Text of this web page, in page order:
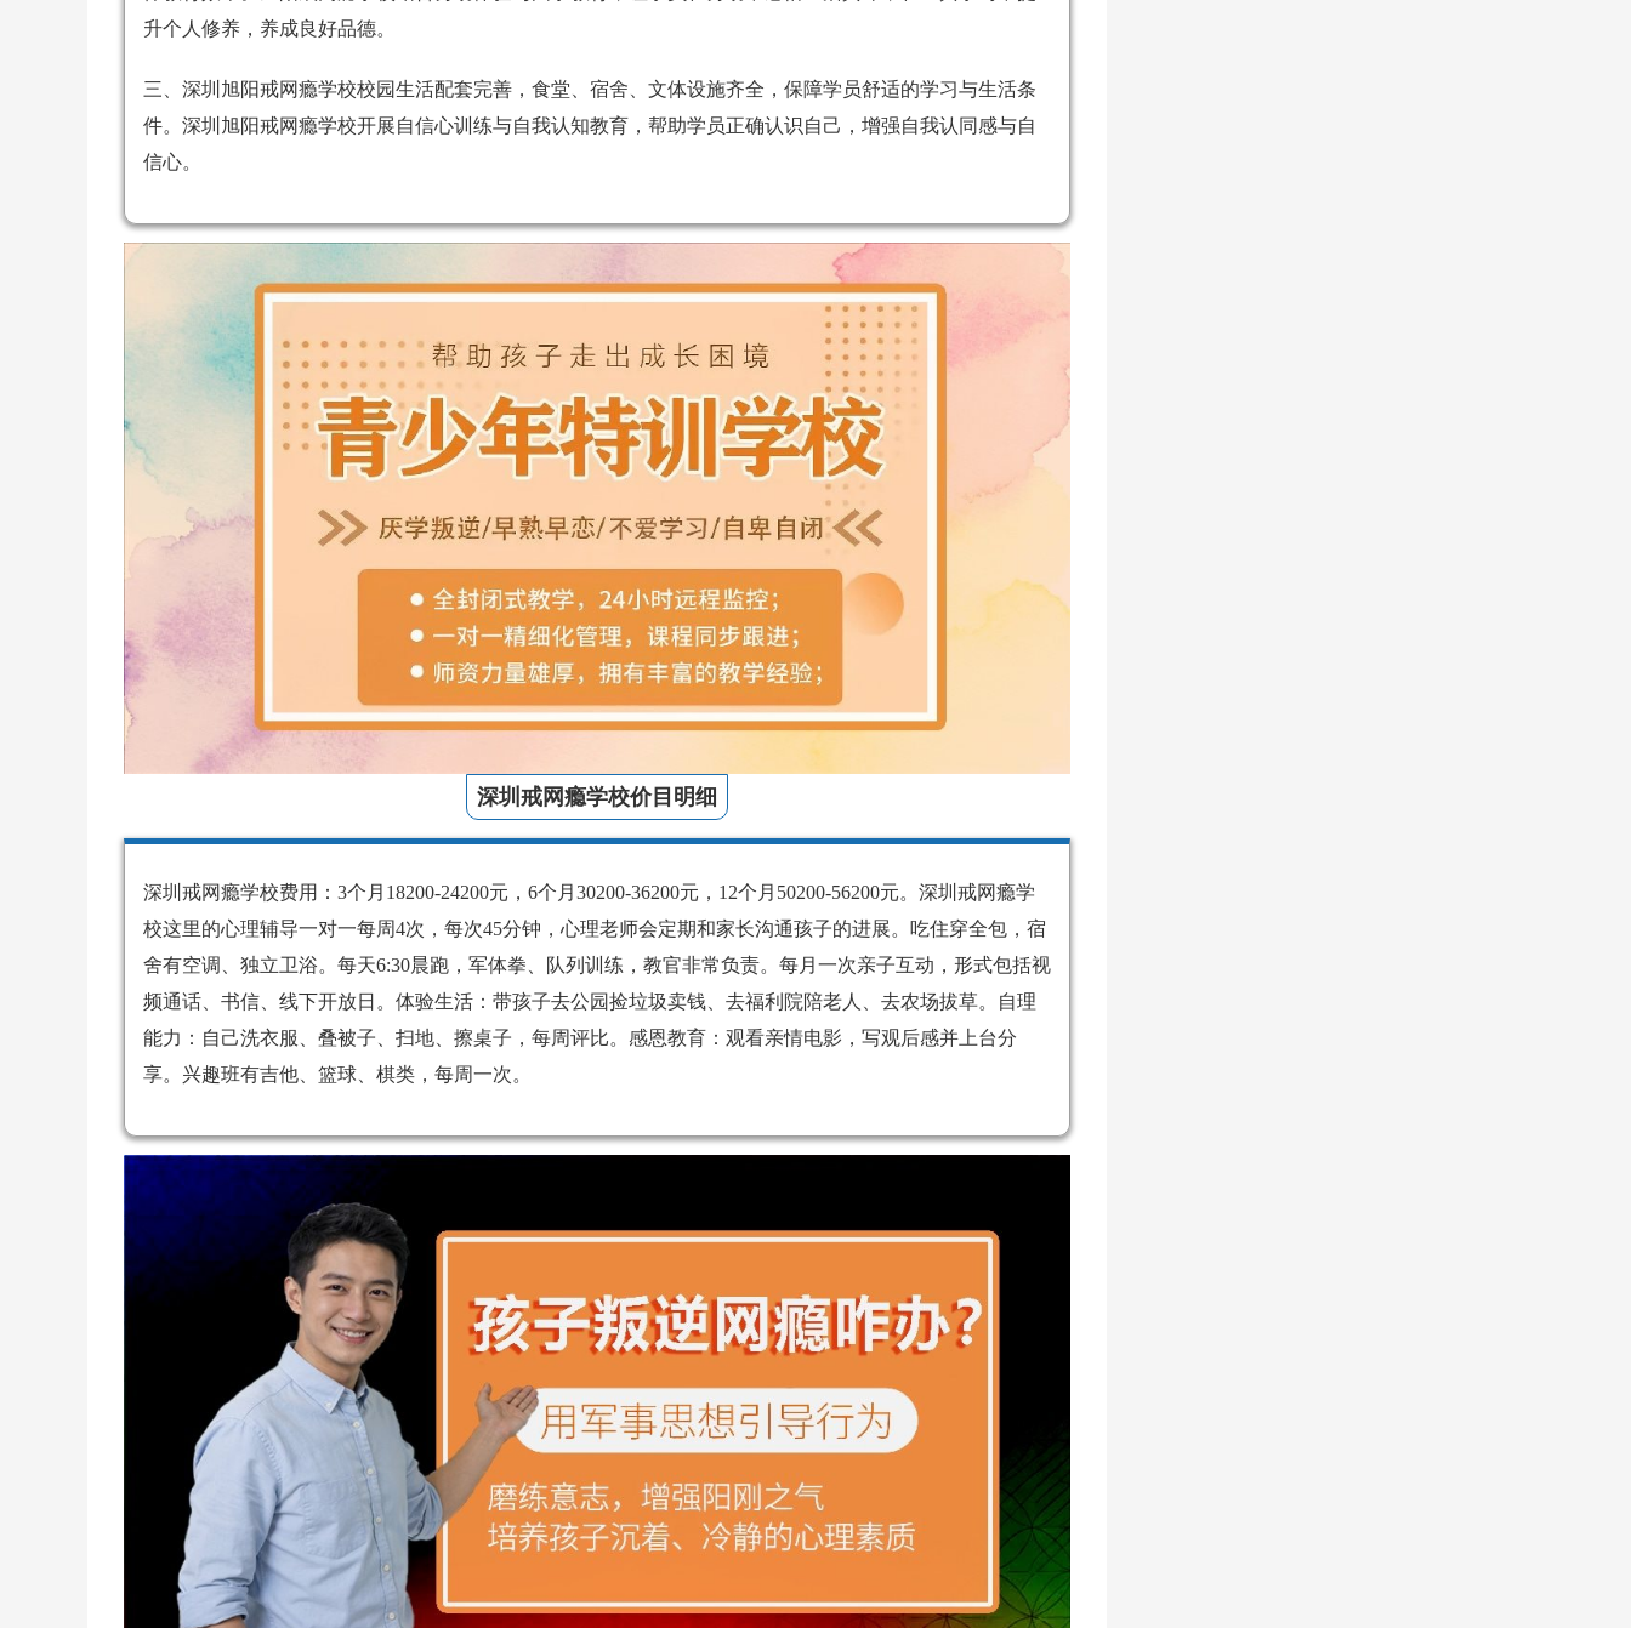
升个人修养，养成良好品德。
三、深圳旭阳戒网瘾学校校园生活配套完善，食堂、宿舍、文体设施齐全，保障学员舒适的学习与生活条
件。深圳旭阳戒网瘾学校开展自信心训练与自我认知教育，帮助学员正确认识自己，增强自我认同感与自
信心。
深圳戒网瘾学校价目明细
深圳戒网瘾学校费用：3个月18200-24200元，6个月30200-36200元，12个月50200-56200元。深圳戒网瘾学
校这里的心理辅导一对一每周4次，每次45分钟，心理老师会定期和家长沟通孩子的进展。吃住穿全包，宿
舍有空调、独立卫浴。每天6:30晨跑，军体拳、队列训练，教官非常负责。每月一次亲子互动，形式包括视
频通话、书信、线下开放日。体验生活：带孩子去公园捡垃圾卖钱、去福利院陪老人、去农场拔草。自理
能力：自己洗衣服、叠被子、扫地、擦桌子，每周评比。感恩教育：观看亲情电影，写观后感并上台分
享。兴趣班有吉他、篮球、棋类，每周一次。